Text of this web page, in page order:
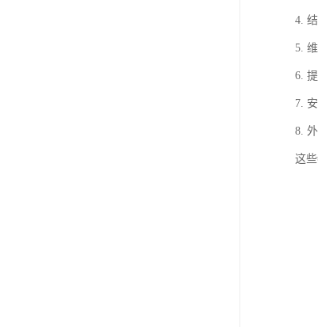
4.
5.
6.
7.
8.
这